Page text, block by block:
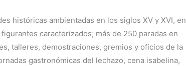
históricas ambientadas en los siglos XV y XVI, en
caracterizados; más de 250 paradas en
talleres, demostraciones, gremios y oficios de la
gastronómicas del lechazo, cena isabelina,